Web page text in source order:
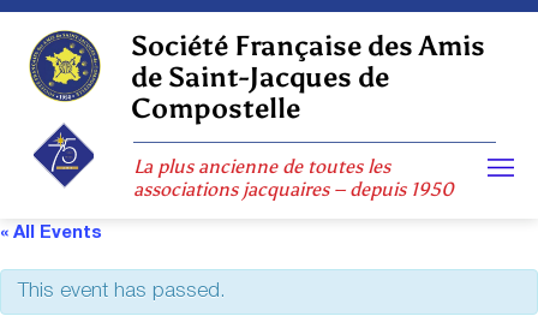
Skip
content
Société Française des Amis
de Saint-Jacques de
Compostelle
La plus ancienne de toutes les
associations jacquaires – depuis 1950
« All Events
This event has passed.